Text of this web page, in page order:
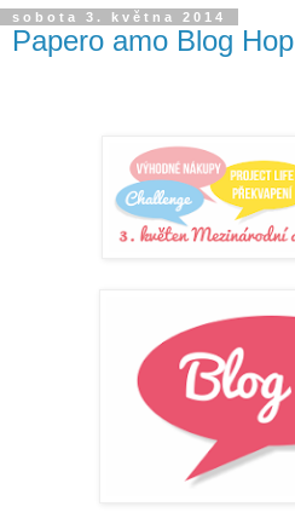
sobota 3. května 2014
Papero amo Blog Hop